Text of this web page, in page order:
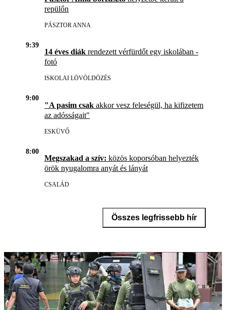
repülőn
PÁSZTOR ANNA
9:39
14 éves diák rendezett vérfürdőt egy iskolában -
fotó
ISKOLAI LÖVÖLDÖZÉS
9:00
"A pasim csak akkor vesz feleségül, ha kifizetem
az adósságait"
ESKÜVŐ
8:00
Megszakad a szív: közös koporsóban helyezték
örök nyugalomra anyát és lányát
CSALÁD
Összes legfrissebb hír